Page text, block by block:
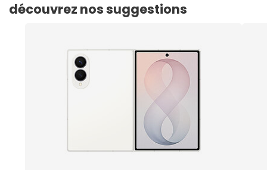
découvrez nos suggestions